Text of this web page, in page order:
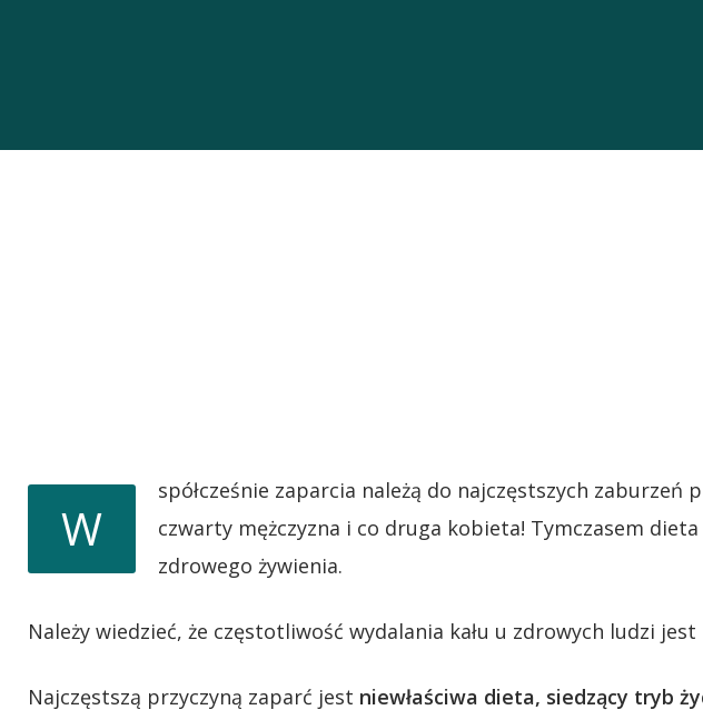
W
spółcześnie zaparcia należą do najczęstszych
czwarty mężczyzna i co druga kobieta! Tymczasem
zdrowego żywienia.
Należy wiedzieć, że częstotliwość wydalania kału u zdrowych ludzi
Najczęstszą przyczyną zaparć jest niewłaściwa dieta, siedzący tryb